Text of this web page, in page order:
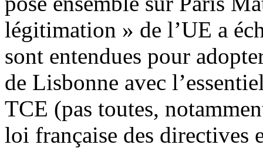
légitimation » de l’UE a
sont entendues pour
de Lisbonne avec
TCE (pas toutes,
loi française des directives